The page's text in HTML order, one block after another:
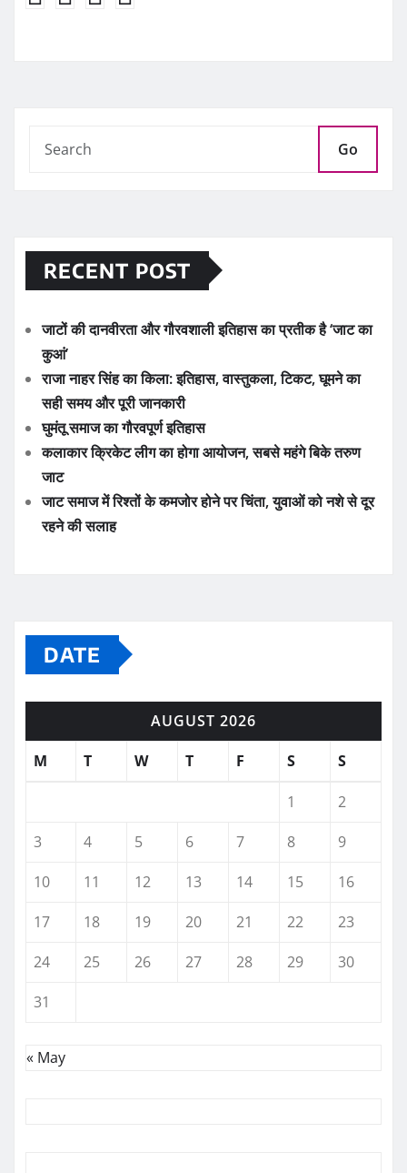
Go
RECENT POST
जाटों की दानवीरता और गौरवशाली इतिहास का प्रतीक है ‘जाट का
कुआं’
राजा नाहर सिंह का किला: इतिहास, वास्तुकला, टिकट, घूमने का
सही समय और पूरी जानकारी
घुमंतू समाज का गौरवपूर्ण इतिहास
कलाकार क्रिकेट लीग का होगा आयोजन, सबसे महंगे बिके तरुण
जाट
जाट समाज में रिश्तों के कमजोर होने पर चिंता, युवाओं को नशे से दूर
रहने की सलाह
DATE
AUGUST 2026
M
T W T F S S
1
2
3
4 5 6 7 8
9
10
11 12 13 14 15
16
17
18 19 20 21 22
23
24
25 26 27 28 29
30
31
« May